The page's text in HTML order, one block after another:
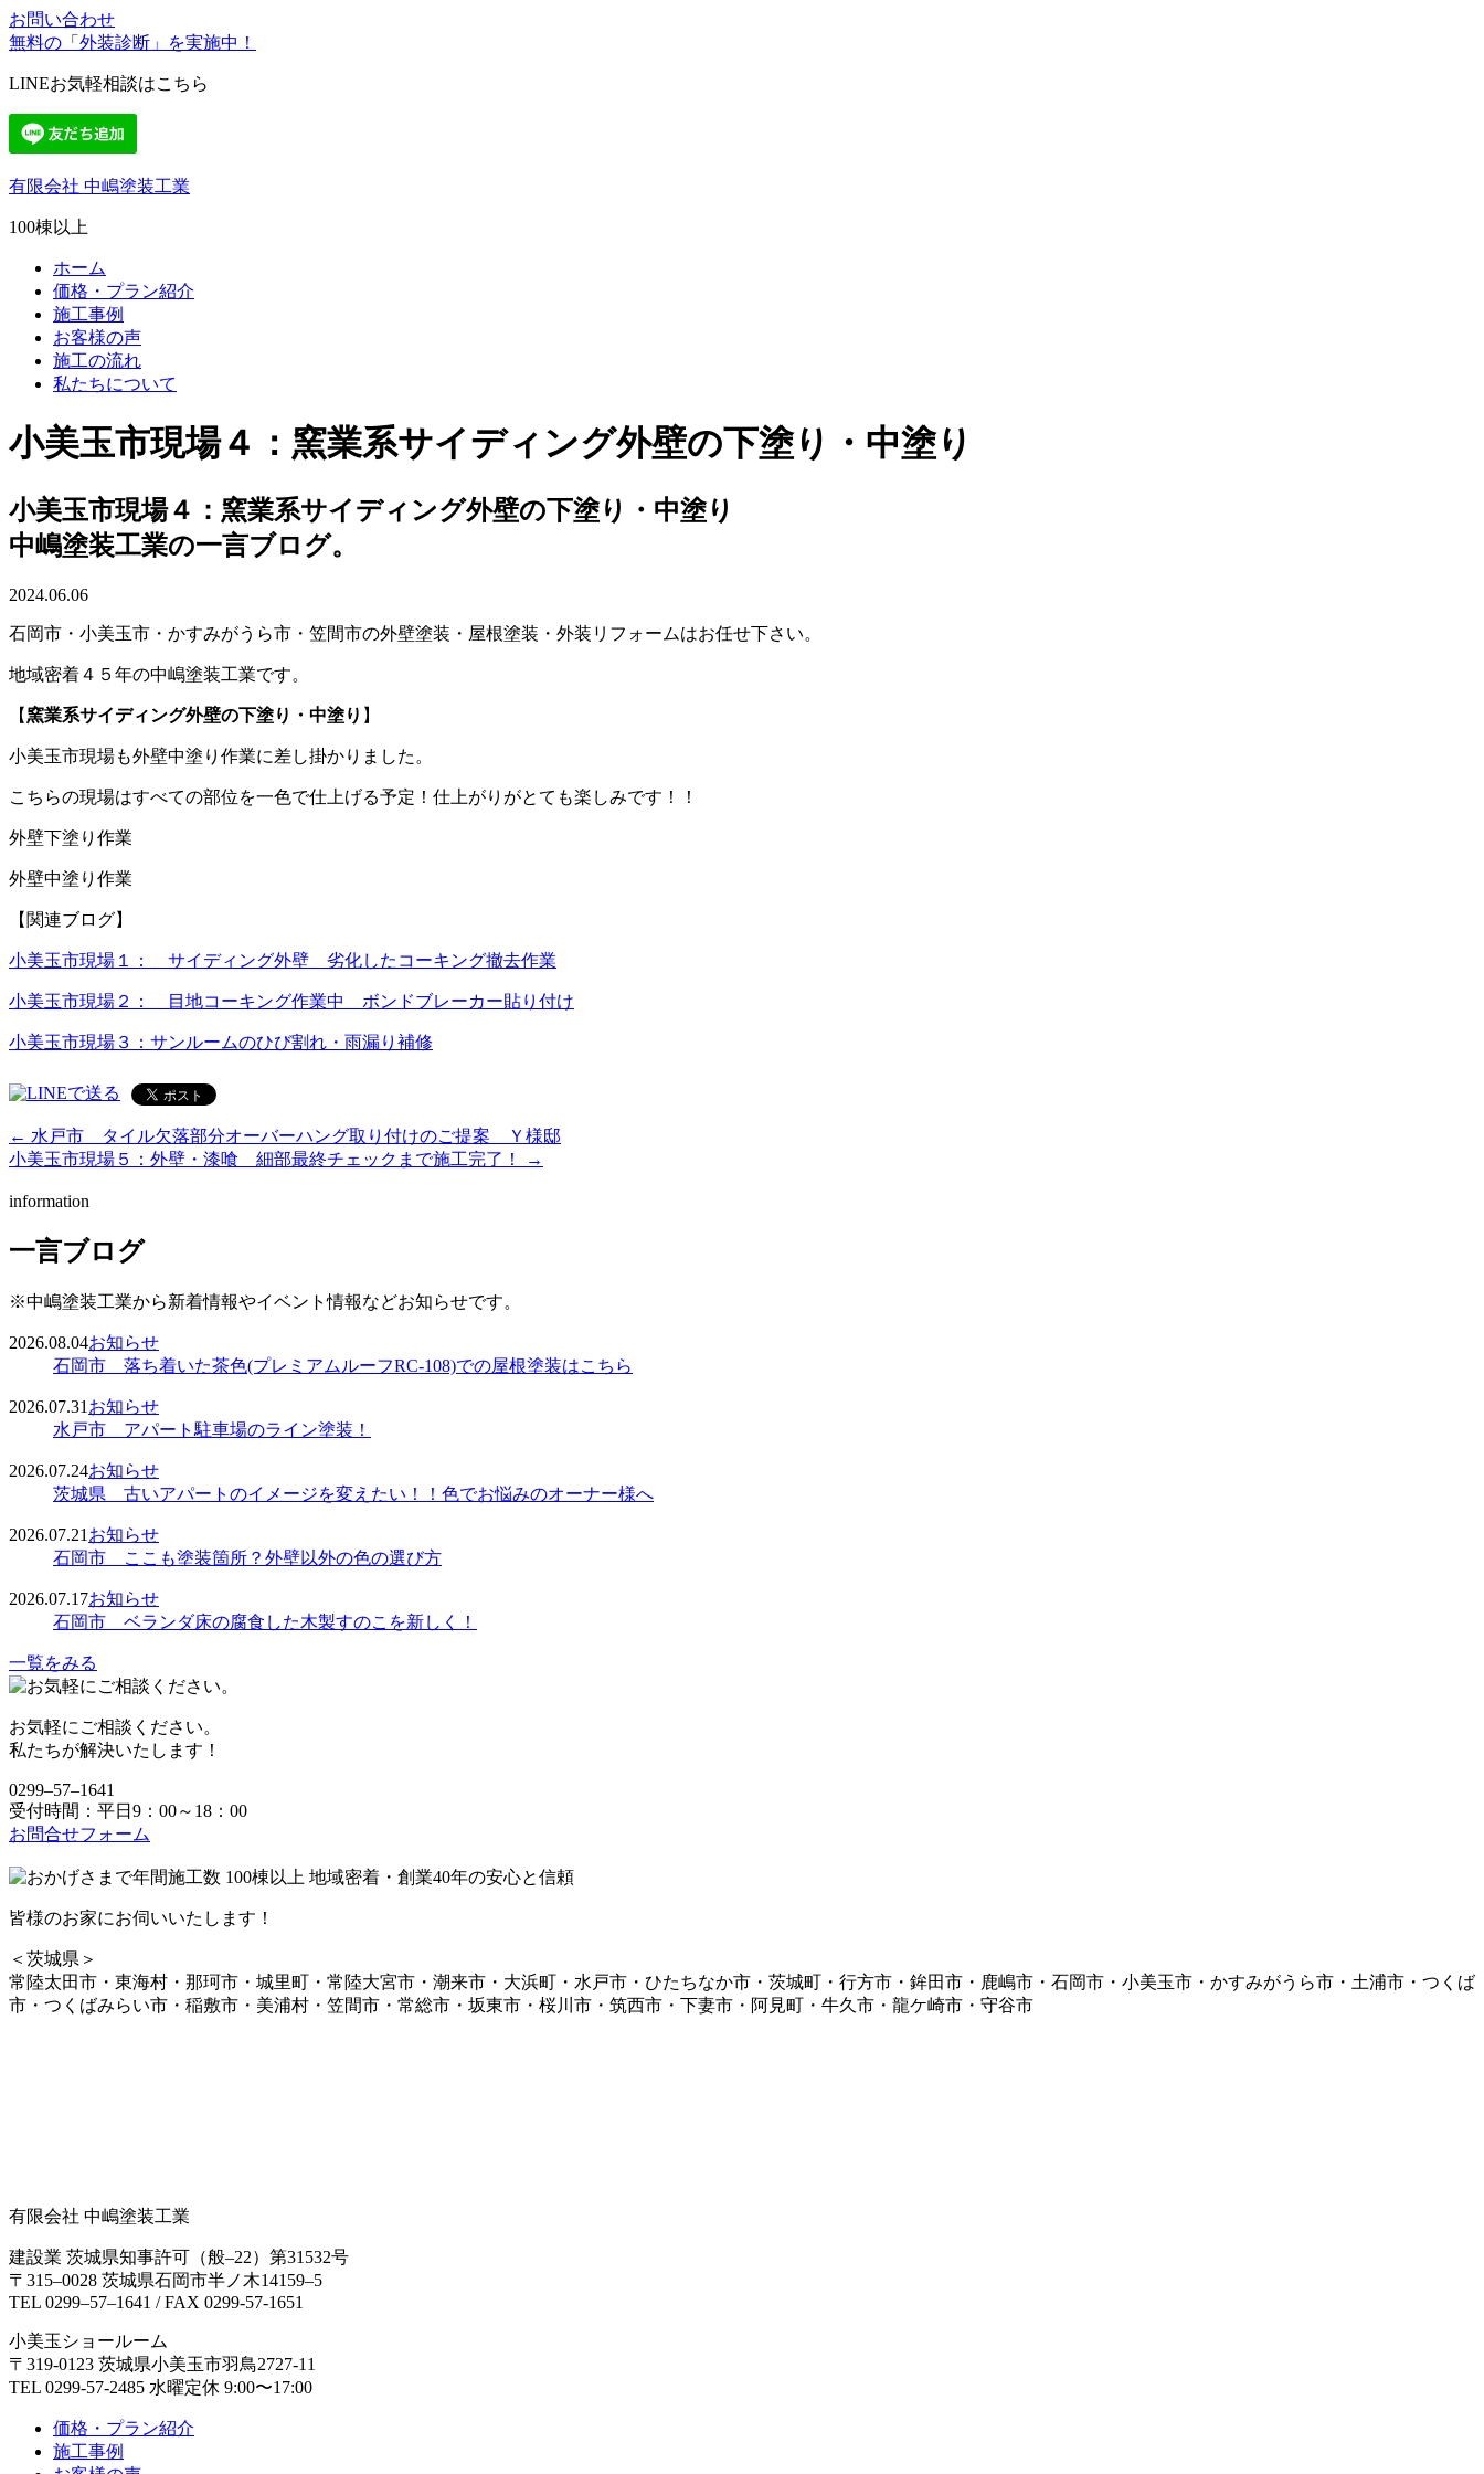
お問い合わせ
無料の「外装診断」を実施中！
LINEお気軽相談はこちら
有限会社 中嶋塗装工業
100棟以上
ホーム
価格・プラン紹介
施工事例
お客様の声
施工の流れ
私たちについて
小美玉市現場４：窯業系サイディング外壁の下塗り・中塗り
小美玉市現場４：窯業系サイディング外壁の下塗り・中塗り
中嶋塗装工業の一言ブログ。
2024.06.06
石岡市・小美玉市・かすみがうら市・笠間市の外壁塗装・屋根塗装・外装リフォームはお任せ下さい。
地域密着４５年の中嶋塗装工業です。
【 窯業系サイディング外壁の下塗り・中塗り 】
小美玉市現場も外壁中塗り作業に差し掛かりました。
こちらの現場はすべての部位を一色で仕上げる予定！仕上がりがとても楽しみです！！
外壁下塗り作業
外壁中塗り作業
【関連ブログ】
小美玉市現場１： サイディング外壁 劣化したコーキング撤去作業
小美玉市現場２： 目地コーキング作業中 ボンドブレーカー貼り付け
小美玉市現場３：サンルームのひび割れ・雨漏り補修
← 水戸市 タイル欠落部分オーバーハング取り付けのご提案 Ｙ様邸
小美玉市現場５：外壁・漆喰 細部最終チェックまで施工完了！ →
information
一言ブログ
※中嶋塗装工業から新着情報やイベント情報などお知らせです。
2026.08.04お知らせ
石岡市 落ち着いた茶色(プレミアムルーフRC-108)での屋根塗装はこちら
2026.07.31 お知らせ
水戸市 アパート駐車場のライン塗装！
2026.07.24お知らせ
茨城県 古いアパートのイメージを変えたい！！色でお悩みのオーナー様へ
2026.07.21 お知らせ
石岡市 ここも塗装箇所？外壁以外の色の選び方
2026.07.17お知らせ
石岡市 ベランダ床の腐食した木製すのこを新しく！
一覧をみる
お気軽にご相談ください。
私たちが解決いたします！
0299‒57‒1641
受付時間：平日9：00～18：00
お問合せフォーム
皆様のお家にお伺いいたします！
＜茨城県＞
常陸太田市・東海村・那珂市・城里町・常陸大宮市・潮来市・大浜町・水戸市・ひたちなか市・茨城町・行方市・鉾田市・鹿嶋市・石岡市・小美玉市・かすみがうら市・土浦市・つくば
市・つくばみらい市・稲敷市・美浦村・笠間市・常総市・坂東市・桜川市・筑西市・下妻市・阿見町・牛久市・龍ケ崎市・守谷市
有限会社 中嶋塗装工業
建設業 茨城県知事許可（般‒22）第31532号
〒315‒0028 茨城県石岡市半ノ木14159‒5
TEL 0299‒57‒1641 / FAX 0299-57-1651
小美玉ショールーム
〒319-0123 茨城県小美玉市羽鳥2727-11
TEL 0299-57-2485 水曜定休 9:00〜17:00
価格・プラン紹介
施工事例